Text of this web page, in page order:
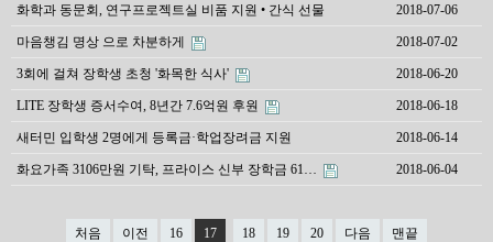
화학과 동문회, 연구프로젝트실 비품 지원 • 간식 선물 2018-07-06
마음챙김 명상 으로 차분하게 2018-07-02
3회에 걸쳐 장학생 초청 '화목한 식사' 2018-06-20
LITE 장학생 증서수여, 8년간 7.6억원 후원 2018-06-18
새터민 입학생 2명에게 등록금·학업장려금 지원 2018-06-14
화요가족 3106만원 기탁, 프라이스 신부 장학금 61… 2018-06-04
처음 이전 16 17 18 19 20 다음 맨끝